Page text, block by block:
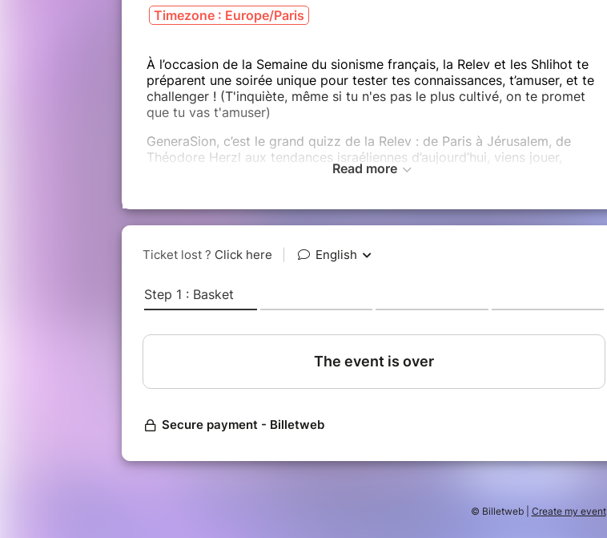
Timezone : Europe/Paris
À l’occasion de la Semaine du sionisme français, la Relev et les Shlihot te
préparent une soirée unique pour tester tes connaissances, t’amuser, et te
challenger ! (T'inquiète, même si tu n'es pas le plus cultivé, on te promet
que tu vas t'amuser)
GeneraSion, c’est le grand quizz de la Relev : de Paris à Jérusalem, de
Théodore Herzl aux tendances israéliennes d’aujourd’hui, viens jouer,
buzzer et vibrer au rythme d'Israël.
Où ? À la Relev
Quand ? Mardi 13 mai, après les cours du mardi à 20h.
Une soirée israélienne pleine de culture et de fun. À ne pas manquer.
Read more
© Billetweb | Create my event